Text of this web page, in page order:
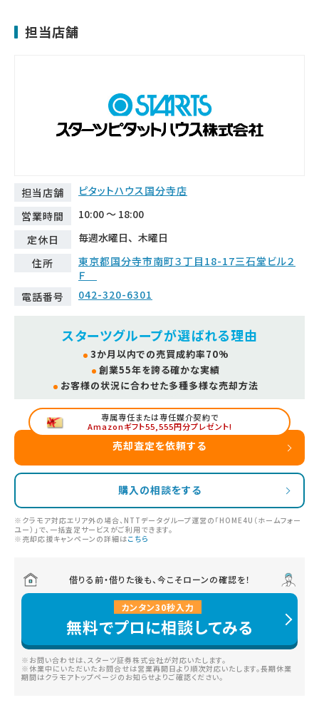
担当店舗
担当店舗
ピタットハウス国分寺店
営業時間
10:00 ～ 18:00
定休日
毎週水曜日、木曜日
住所
東京都国分寺市南町３丁目18-17三石堂ビル２
Ｆ
電話番号
042-320-6301
スターツグループが選ばれる理由
3か月以内での売買成約率70%
創業55年を誇る確かな実績
お客様の状況に合わせた多種多様な売却方法
専属専任または専任媒介契約で
Amazonギフト55,555円分プレゼント!
売却査定を依頼する
購入の相談をする
※クラモア対応エリア外の場合、NTTデータグループ運営の「HOME4U（ホームフォー
ユー）」で、一括査定サービスがご利用できます。
※売却応援キャンペーンの詳細はこちら
借りる前・借りた後も、今こそローンの確認を！
カンタン30秒入力
無料でプロに相談してみる
※お問い合わせは、スターツ証券株式会社が対応いたします。
※休業中にいただいたお問合せは営業再開日より順次対応いたします。長期休業
期間はクラモアトップページのお知らせよりご確認ください。